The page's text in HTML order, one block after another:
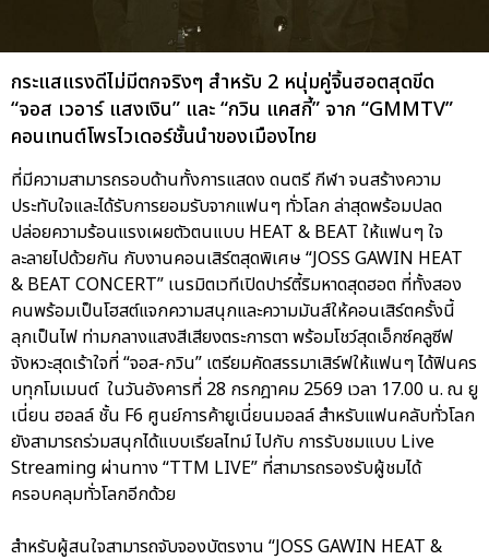
กระแสแรงดีไม่มีตกจริงๆ สำหรับ 2 หนุ่มคู่จิ้นฮอตสุดขีด
“จอส เวอาร์ แสงเงิน” และ “กวิน แคสกี้” จาก “GMMTV”
คอนเทนต์โพรไวเดอร์ชั้นนำของเมืองไทย
ที่มีความสามารถรอบด้านทั้งการแสดง ดนตรี กีฬา จนสร้างความ
ประทับใจและได้รับการยอมรับจากแฟนๆ ทั่วโลก ล่าสุดพร้อมปลด
ปล่อยความร้อนแรงเผยตัวตนแบบ HEAT & BEAT ให้แฟนๆ ใจ
ละลายไปด้วยกัน กับงานคอนเสิร์ตสุดพิเศษ “JOSS GAWIN HEAT
& BEAT CONCERT” เนรมิตเวทีเปิดปาร์ตี้ริมหาดสุดฮอต ที่ทั้งสอง
คนพร้อมเป็นโฮสต์แจกความสนุกและความมันส์ให้คอนเสิร์ตครั้งนี้
ลุกเป็นไฟ ท่ามกลางแสงสีเสียงตระการตา พร้อมโชว์สุดเอ็กซ์คลูซีฟ
จังหวะสุดเร้าใจที่ “จอส-กวิน” เตรียมคัดสรรมาเสิร์ฟให้แฟนๆ ได้ฟินคร
บทุกโมเมนต์ ในวันอังคารที่ 28 กรกฎาคม 2569 เวลา 17.00 น. ณ ยู
เนี่ยน ฮอลล์ ชั้น F6 ศูนย์การค้ายูเนี่ยนมอลล์ สำหรับแฟนคลับทั่วโลก
ยังสามารถร่วมสนุกได้แบบเรียลไทม์ ไปกับ การรับชมแบบ Live
Streaming ผ่านทาง “TTM LIVE” ที่สามารถรองรับผู้ชมได้
ครอบคลุมทั่วโลกอีกด้วย
สำหรับผู้สนใจสามารถจับจองบัตรงาน “JOSS GAWIN HEAT &